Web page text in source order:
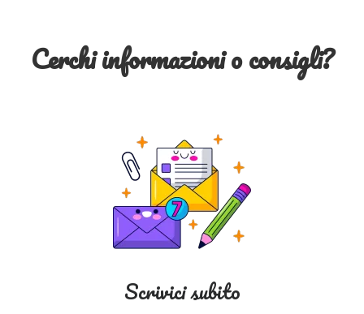
Cerchi informazioni o consigli?
Scrivici subito